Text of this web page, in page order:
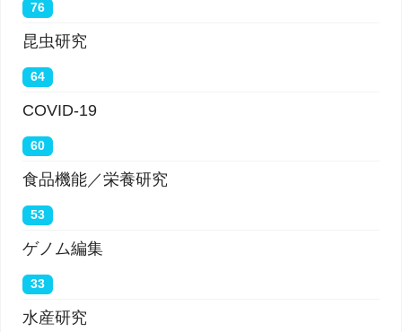
76
昆虫研究
64
COVID-19
60
食品機能／栄養研究
53
ゲノム編集
33
水産研究